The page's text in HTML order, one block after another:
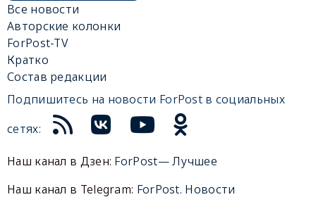
Все новости
Авторские колонки
ForPost-TV
Кратко
Состав редакции
Подпишитесь на новости ForPost в социальных
сетях:
Наш канал в Дзен: ForPost— Лучшее
Наш канал в Telegram: ForPost. Новости